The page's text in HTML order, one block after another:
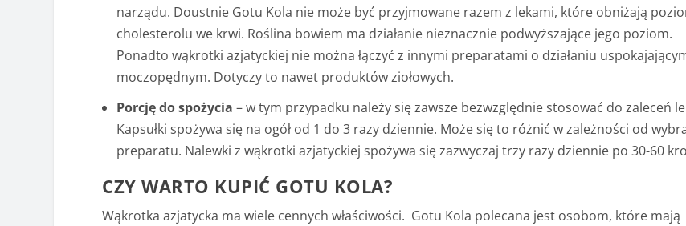
narządu. Doustnie Gotu Kola nie może być przyjmowane razem z lekami, które obniżają
cholesterolu we krwi. Roślina bowiem ma działanie nieznacznie podwyższające jego poziom.
Ponadto wąkrotki azjatyckiej nie można łączyć z innymi preparatami o działaniu
moczopędnym. Dotyczy to nawet produktów ziołowych.
Porcję do spożycia – w tym przypadku należy się zawsze bezwzględnie stosować do zaleceń
Kapsułki spożywa się na ogół od 1 do 3 razy dziennie. Może się to różnić w zależności od
preparatu. Nalewki z wąkrotki azjatyckiej spożywa się zazwyczaj trzy razy dziennie po 30-60
CZY WARTO KUPIĆ GOTU KOLA?
Wąkrotka azjatycka ma wiele cennych właściwości. Gotu Kola polecana jest osobom, które mają